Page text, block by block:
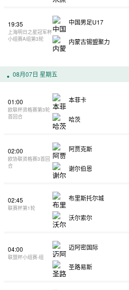
19:35
上海明日之星冠军杯
小组赛A组第3轮
中国男足U17
内蒙古锡盟聚力
08月07日 星期五
01:00
欧联杯资格赛第3轮
首回合
本菲卡
哈茨
02:00
欧协联资格赛3首回
合
阿贾克斯
谢尔伯恩
02:45
联赛杯第1轮
布里斯托尔城
沃尔索尔
04:00
联盟杯小组赛-组
迈阿密国际
圣路易斯